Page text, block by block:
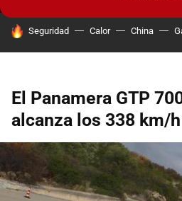
HOY SE HABLA DE
Seguridad Calor China
El Panamera GTP
alcanza los 338 km/